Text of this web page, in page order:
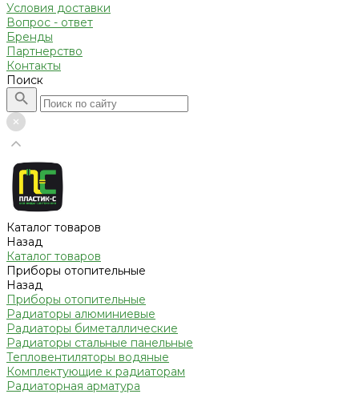
Условия доставки
Вопрос - ответ
Бренды
Партнерство
Контакты
Поиск
Каталог товаров
Назад
Каталог товаров
Приборы отопительные
Назад
Приборы отопительные
Радиаторы алюминиевые
Радиаторы биметаллические
Радиаторы стальные панельные
Тепловентиляторы водяные
Комплектующие к радиаторам
Радиаторная арматура